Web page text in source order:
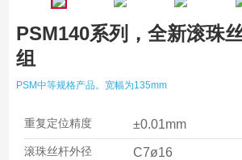
PSM140系列，全新滚珠
组
PSM中等规格产品。宽幅为135mm
重复定位精度 ±0.01mm
滚珠丝杆外径 C7ø16